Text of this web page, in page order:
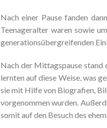
Nach einer Pause fanden
Teenageralter waren sowie
generationsübergreifenden
Nach der Mittagspause stand
lernten auf diese Weise, was
sie mit Hilfe von Biografien,
vorgenommen wurden.
somit auf den Besuch des